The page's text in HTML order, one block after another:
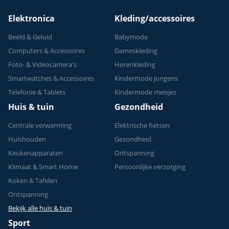
Elektronica
Beeld & Geluid
Computers & Accessoires
Foto- & Videocamera's
Smartwatches & Accessoires
Telefonie & Tablets
Kleding/accessoires
Babymode
Dameskleding
Herenkleding
Kindermode jongens
Kindermode meisjes
Huis & tuin
Centrale verwarming
Huishouden
Keukenapparaten
Klimaat & Smart Home
Koken & Tafelen
Ontspanning
Bekijk alle huis & tuin
Gezondheid
Elektrische fietsen
Gezondheid
Ontspanning
Persoonlijke verzorging
Sport